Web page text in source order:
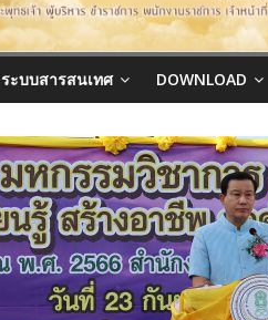
ระบบสารสนเทศ DOWNLOAD